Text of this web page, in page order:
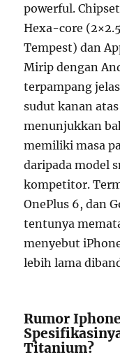
powerful.
Hexa-core
Tempest) dan
Mirip dengan
terpampang
sudut kanan
menunjukkan
memiliki masa
daripada model
kompetitor.
OnePlus 6, dan
tentunya
menyebut
lebih lama
Rumor
Titanium?